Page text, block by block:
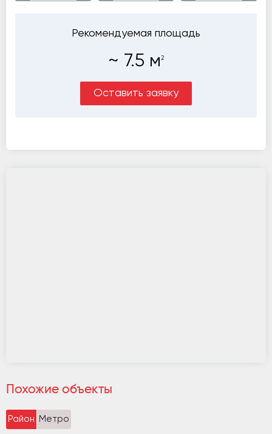
Рекомендуемая площадь
~ 7.5 м 2
Оставить заявку
Похожие объекты
Район Метро